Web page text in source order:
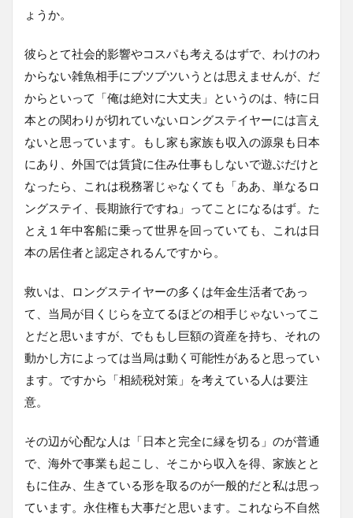
ょうか。
彼らとて社会的影響やコスパも考えるはずで、わけのわ
からない雑魚相手にブツブツいうとは思えませんが、だ
からといって「俺は絶対に大丈夫」というのは、特に日
本との関わりが切れていないロングステイヤーには言え
ないと思っています。もし家も家族も収入の源泉も日本
にあり、外国では賃貸に住み仕事もしないで遊ぶだけと
なったら、これは税務署じゃなくても「ああ、単なるロ
ングステイ、長期旅行ですね」ってことになるはず。た
とえ１年中客船に乗って世界を回っていても、これは日
本の居住者と認定されるんですから。
救いは、ロングステイヤーの多くは年金生活者であっ
て、当局が目くじらを立てるほどの相手じゃないってこ
とだと思いますが、でももし巨額の資産を持ち、それの
動かし方によっては当局は動く可能性があると思ってい
ます。ですから「相続税対策」を考えている人は要注
意。
その辺が心配な人は「日本と完全に縁を切る」のが普通
で、海外で事業も起こし、そこから収入を得、家族とと
もに住み、生きている形を取るのが一般的だと私は思っ
ています。永住権も大事だと思います。これなら不自然